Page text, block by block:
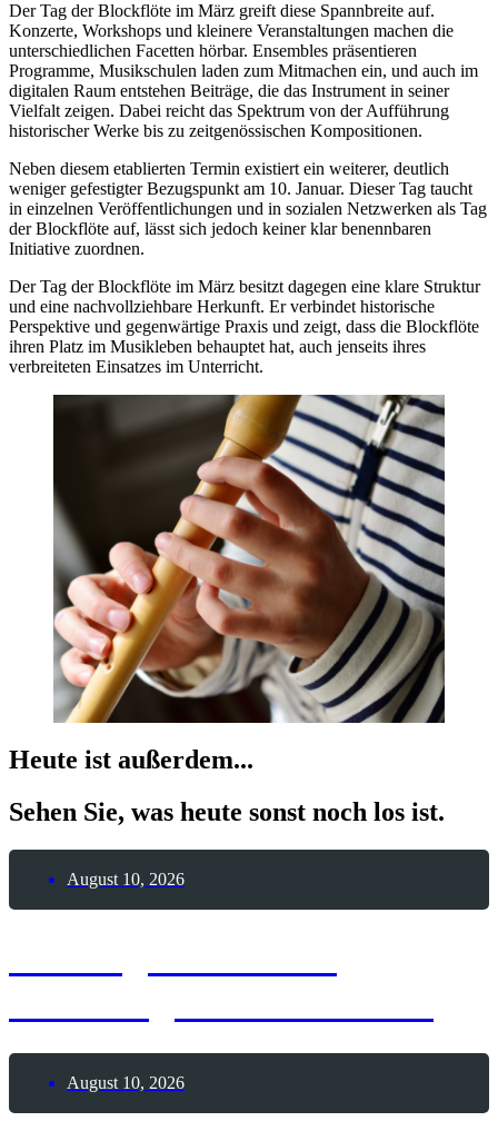
Der Tag der Blockflöte im März greift diese Spannbreite auf.
Konzerte, Workshops und kleinere Veranstaltungen machen die
unterschiedlichen Facetten hörbar. Ensembles präsentieren
Programme, Musikschulen laden zum Mitmachen ein, und auch im
digitalen Raum entstehen Beiträge, die das Instrument in seiner
Vielfalt zeigen. Dabei reicht das Spektrum von der Aufführung
historischer Werke bis zu zeitgenössischen Kompositionen.
Neben diesem etablierten Termin existiert ein weiterer, deutlich
weniger gefestigter Bezugspunkt am 10. Januar. Dieser Tag taucht
in einzelnen Veröffentlichungen und in sozialen Netzwerken als Tag
der Blockflöte auf, lässt sich jedoch keiner klar benennbaren
Initiative zuordnen.
Der Tag der Blockflöte im März besitzt dagegen eine klare Struktur
und eine nachvollziehbare Herkunft. Er verbindet historische
Perspektive und gegenwärtige Praxis und zeigt, dass die Blockflöte
ihren Platz im Musikleben behauptet hat, auch jenseits ihres
verbreiteten Einsatzes im Unterricht.
Heute ist außerdem...
Sehen Sie, was heute sonst noch los ist.
August 10, 2026
August 10, 2026